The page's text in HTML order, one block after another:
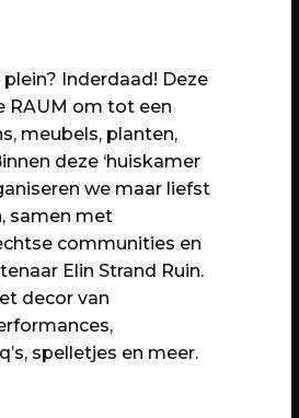
tijdens Onze stad,
Inderdaad! Deze
RAUM om tot een
meubels, planten,
deze ‘huiskamer
we maar liefst
samen met
communities en
Elin Strand Ruin.
decor van
spelletjes en meer.